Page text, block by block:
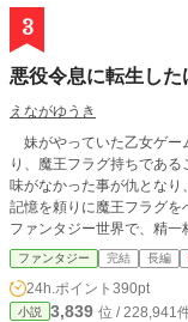
方に呼んでいただけると
た物語でも、ここまで見
２０２５年６月１０日 お
すと？！完結してからも登
うしよう、欲が出て来た？ …
５年７月８日 お気に入
ック！……うん。減った…
２０２５年９月２１日 お
よう、何をどう感謝してお返しした
お気に入り登録８００人達
が愛されてる…！！！
3
悪役令息に転生した
えながゆうき
妹がやっていた乙女ゲー
り、魔王フラグ持ちであ
味がなかった事が仇とな
記憶を頼りに魔王フラグ
ファンタジー世界で、精一
ファンタジー 完結 長編
24h.ポイント 390pt
小説 3,839 位 / 228,941